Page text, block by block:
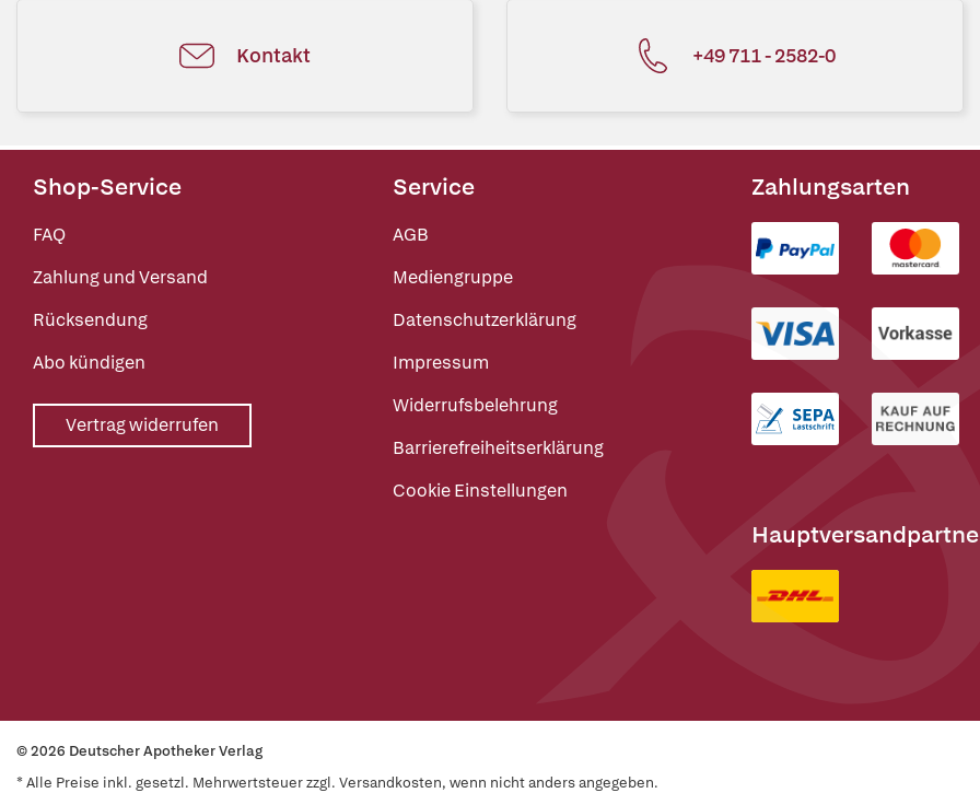
Kontakt +49 711 - 2582-0
Shop-Service
FAQ
Zahlung und Versand
Rücksendung
Abo kündigen
Vertrag widerrufen
Service
AGB
Mediengruppe
Datenschutzerklärung
Impressum
Widerrufsbelehrung
Barrierefreiheitserklärung
Cookie Einstellungen
Zahlungsarten
© 2026 Deutscher Apotheker Verlag
* Alle Preise inkl. gesetzl. Mehrwertsteuer zzgl. Versandkosten, wenn nicht anders angegeben.